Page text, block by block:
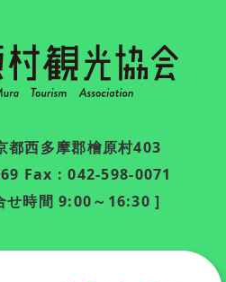
都西多摩郡檜原村403
Fax : 042-598-0071
せ時間 9:00～16:30 ]